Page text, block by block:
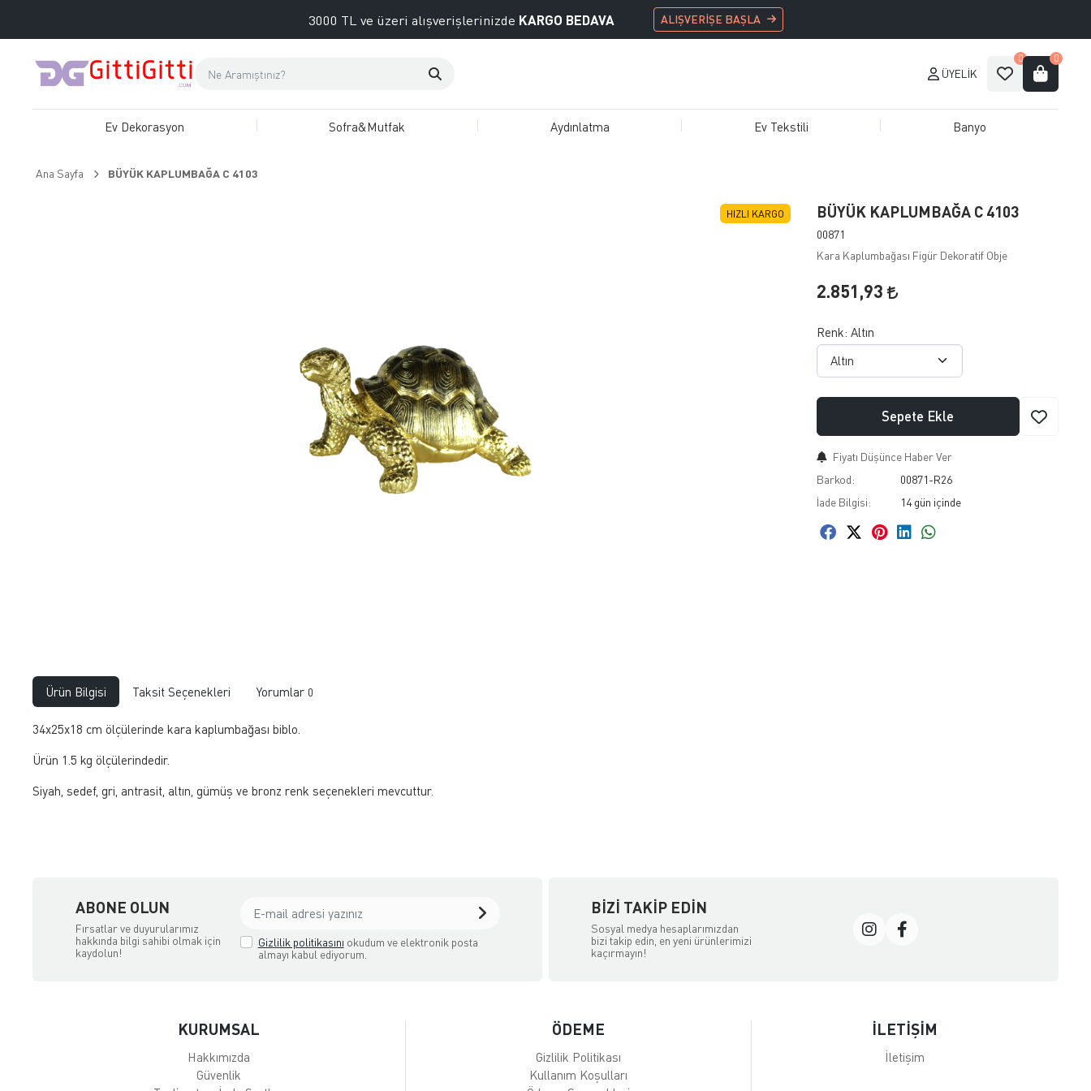
3000 TL ve üzeri alışverişlerinizde KARGO BEDAVA ALIŞVERİŞE BAŞLA
ÜYELIK
0 0
Ev Dekorasyon Sofra&Mutfak Aydınlatma Ev Tekstili Banyo
Ana Sayfa BÜYÜK KAPLUMBAĞA C 4103
HIZLI KARGO BÜYÜK KAPLUMBAĞA C 4103
00871
Kara Kaplumbağası Figür Dekoratif Obje
2.851,93
Renk: Altın
Sepete Ekle
Fiyatı Düşünce Haber Ver
Barkod:
00871-R26
İade Bilgisi:
Ürün Bilgisi Taksit Seçenekleri Yorumlar 0
34x25x18 cm ölçülerinde kara kaplumbağası biblo.
Ürün 1.5 kg ölçülerindedir.
Siyah, sedef, gri, antrasit, altın, gümüş ve bronz renk seçenekleri mevcuttur.
ABONE OLUN
Fırsatlar ve duyurularımız
hakkında bilgi sahibi olmak için
kaydolun!
Gizlilik politikasını okudum ve elektronik posta
almayı kabul ediyorum.
BIZI TAKIP EDIN
Sosyal medya hesaplarımızdan
bizi takip edin, en yeni ürünlerimizi
kaçırmayın!
KURUMSAL
Hakkımızda
Güvenlik
ÖDEME
Gizlilik Politikası
Kullanım Koşulları
İLETİŞİM
İletişim